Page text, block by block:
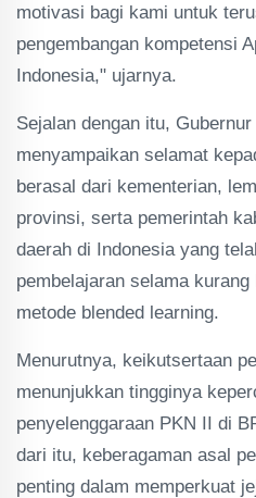
motivasi bagi kami untuk
pengembangan kompetensi
Indonesia," ujarnya.
Sejalan dengan itu,
menyampaikan selamat
berasal dari kementerian,
provinsi, serta pemerintah
daerah di Indonesia yang
pembelajaran selama
metode blended learning.
Menurutnya, keikutsertaan
menunjukkan tingginya
penyelenggaraan PKN II di
dari itu, keberagaman asal
penting dalam memperkuat